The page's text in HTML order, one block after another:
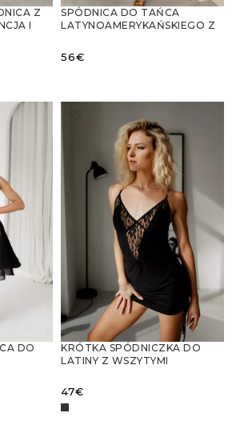
Z
I
SPÓDNICA DO TAŃCA
LATYNOAMERYKAŃSKIEGO Z
56€
DO
I
KRÓTKA SPÓDNICZKA DO
LATINY Z WSZYTYMI
47€